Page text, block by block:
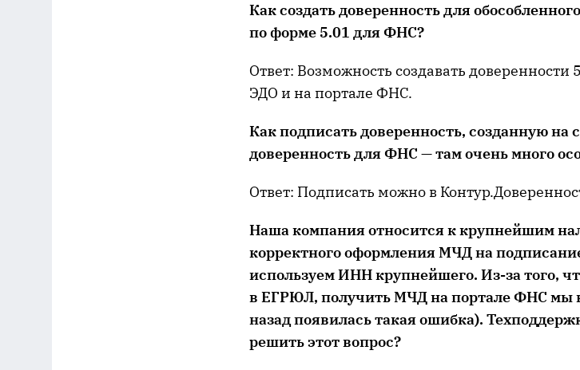
Как создать доверенностьдля
по форме 5.01 для ФНС?
Ответ: Возможность создавать доверенности
ЭДО и на портале ФНС.
Как подписать доверенность, созданную на
доверенность для ФНС —там очень много
Ответ: Подписать можно в
Наша компания относится к крупнейшим
корректного оформления МЧД на
используем ИНН крупнейшего. Из-за того,
в ЕГРЮЛ, получить МЧД на портале ФНС мы
назад появилась такая ошибка). Тех
решить этот вопрос?